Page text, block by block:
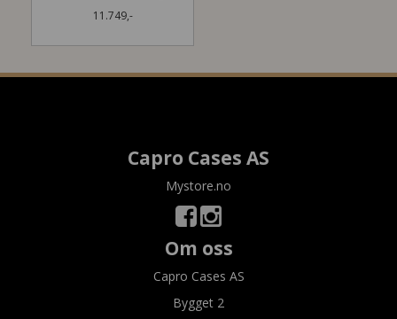
11.749,-
Capro Cases AS
Mystore.no
Om oss
Capro Cases AS
Bygget 2